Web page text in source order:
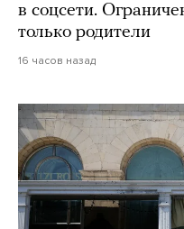
в соцсети.
только родители
16 часов назад